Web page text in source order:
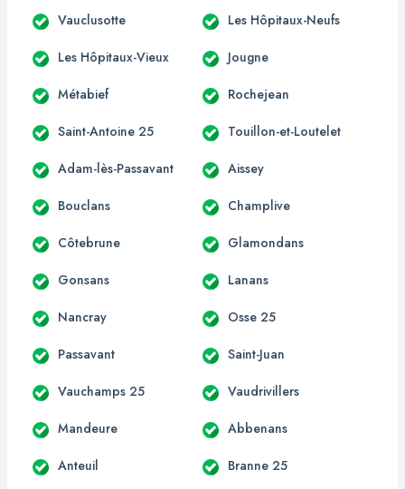
Vauclusotte Les Hôpitaux-Neufs
Les Hôpitaux-Vieux Jougne
Métabief Rochejean
Saint-Antoine 25 Touillon-et-Loutelet
Adam-lès-Passavant Aissey
Bouclans Champlive
Côtebrune Glamondans
Gonsans Lanans
Nancray Osse 25
Passavant Saint-Juan
Vauchamps 25 Vaudrivillers
Mandeure Abbenans
Anteuil Branne 25